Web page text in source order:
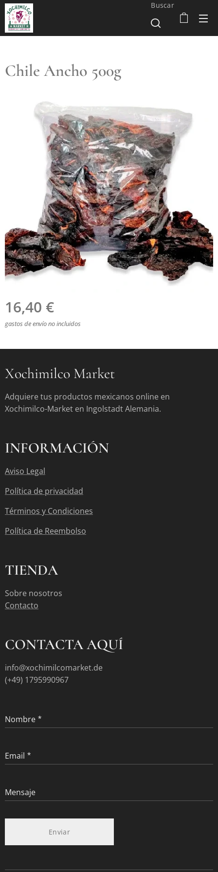
Buscar
Chile Ancho 500g
16,40 €
gastos de envío no incluidos
Xochimilco Market
Adquiere tus productos mexicanos online en
Xochimilco-Market en Ingolstadt Alemania.
INFORMACIÓN
Aviso Legal
Política de privacidad
Términos y Condiciones
Política de Reembolso
TIENDA
Sobre nosotros
Contacto
CONTACTA AQUÍ
info@xochimilcomarket.de
(+49) 1795990967
Nombre
Email
Mensaje
Enviar